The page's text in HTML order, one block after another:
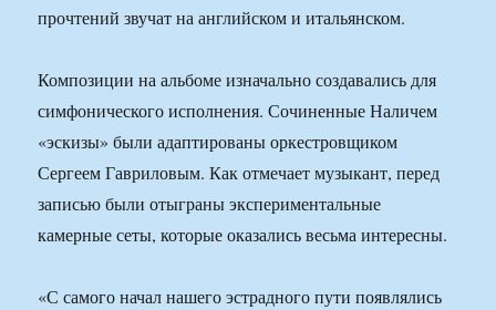
прочтений звучат на английском и итальянском.
Композиции на альбоме изначально создавались для
симфонического исполнения. Сочиненные Наличем
«эскизы» были адаптированы оркестровщиком
Сергеем Гавриловым. Как отмечает музыкант, перед
записью были отыграны экспериментальные
камерные сеты, которые оказались весьма интересны.
«С самого начал нашего эстрадного пути появлялись